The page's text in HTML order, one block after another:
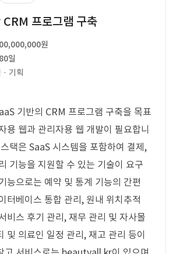
프로그램 구축
원
일
· 기획
기반의 CRM 프로그램 구축을 목표
용 웹과 관리자용 웹 개발이 필요합니
택은 SaaS 시스템을 포함하여 결제,
기능을 지원할 수 있는 기술이 요구
능으로는 예약 및 통계 기능의 간편
터베이스 통합 관리, 원내 위치추적
비스 후기 관리, 재무 관리 및 자사몰
및 의료인 일정 관리, 재고 관리 등이